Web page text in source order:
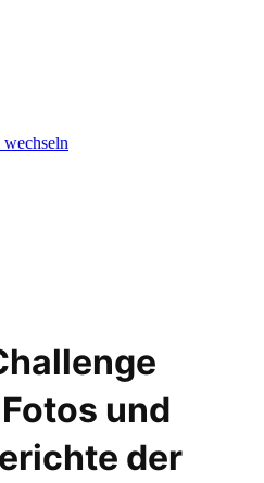
und
der